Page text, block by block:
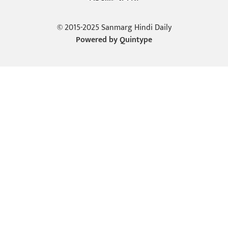
© 2015-2025 Sanmarg Hindi Daily
Powered byQuintype